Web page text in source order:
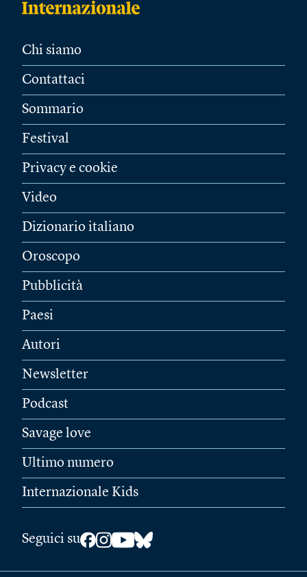
Chi siamo
Contattaci
Sommario
Festival
Privacy e cookie
Video
Dizionario italiano
Oroscopo
Pubblicità
Paesi
Autori
Newsletter
Podcast
Savage love
Ultimo numero
Internazionale Kids
Seguici su